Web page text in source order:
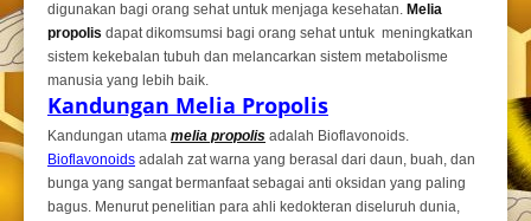
digunakan bagi orang sehat untuk menjaga kesehatan. Melia
propolis dapat dikomsumsi bagi orang sehat untuk meningkatkan
sistem kekebalan tubuh dan melancarkan sistem metabolisme
manusia yang lebih baik.
Kandungan Melia Propolis
Kandungan utama melia propolis adalah Bioflavonoids.
Bioflavonoids adalah zat warna yang berasal dari daun, buah, dan
bunga yang sangat bermanfaat sebagai anti oksidan yang paling
bagus. Menurut penelitian para ahli kedokteran diseluruh dunia,